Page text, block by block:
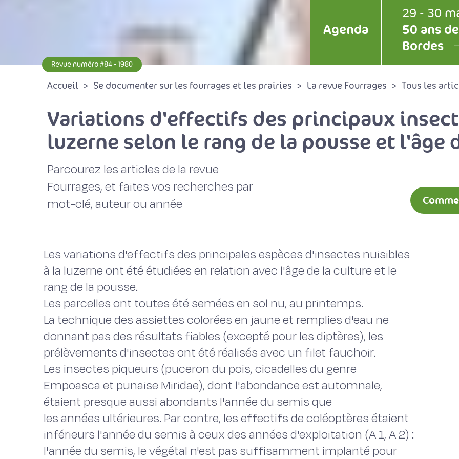
Agenda
29 - 30
50 ans
Bordes
Revue numéro #84 - 1980
Accueil Se documenter sur les fourrages et les prairies La revue Fourrages Tous les
Variations d'effectifs des principaux
luzerne selon le rang de la pousse et l'âge
Parcourez les articles de la revue
Fourrages, et faites vos recherches par
mot-clé, auteur ou année
Les variations d'effectifs des principales espèces d'insectes nuisibles
à la luzerne ont été étudiées en relation avec l'âge de la culture et le
rang de la pousse.
Les parcelles ont toutes été semées en sol nu, au printemps.
La technique des assiettes colorées en jaune et remplies d'eau ne
donnant pas des résultats fiables (excepté pour les diptères), les
prélèvements d'insectes ont été réalisés avec un filet fauchoir.
Les insectes piqueurs (puceron du pois, cicadelles du genre
Empoasca et punaise Miridae), dont l'abondance est automnale,
étaient presque aussi abondants l'année du semis que
les années ultérieures. Par contre, les effectifs de coléoptères étaient
inférieurs l'année du semis à ceux des années d'exploitation (A 1, A 2) :
l'année du semis, le végétal n'est pas suffisamment implanté pour